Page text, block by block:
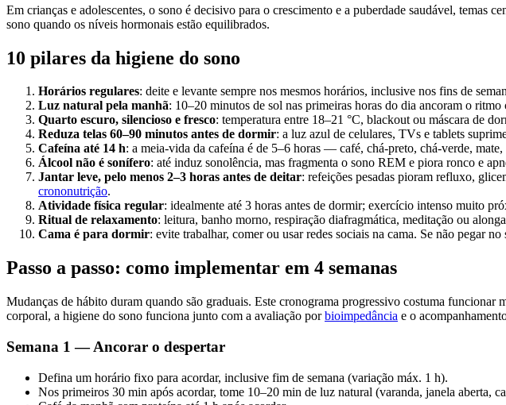
Em crianças e adolescentes, o sono é decisivo para o crescimento e a puberdade saudável, temas
sono quando os níveis hormonais estão equilibrados.
10 pilares da higiene do sono
Horários regulares: deite e levante sempre nos mesmos horários, inclusive nos fins de
Luz natural pela manhã: 10–20 minutos de sol nas primeiras horas do dia ancoram o
Quarto escuro, silencioso e fresco: temperatura entre 18–21 °C, blackout ou máscara de
Reduza telas 60–90 minutos antes de dormir: a luz azul de celulares, TVs e tablets
Cafeína até 14 h: a meia-vida da cafeína é de 5–6 horas — café, chá-preto, chá-verde,
Álcool não é sonífero: até induz sonolência, mas fragmenta o sono REM e piora ronco e
Jantar leve, pelo menos 2–3 horas antes de deitar: refeições pesadas pioram refluxo,
crononutrição.
Atividade física regular: idealmente até 3 horas antes de dormir; exercício intenso muito
Ritual de relaxamento: leitura, banho morno, respiração diafragmática, meditação ou
Cama é para dormir: evite trabalhar, comer ou usar redes sociais na cama. Se não pegar
Passo a passo: como implementar em 4 semanas
Mudanças de hábito duram quando são graduais. Este cronograma progressivo costuma
corporal, a higiene do sono funciona junto com a avaliação por bioimpedância e o
Semana 1 — Ancorar o despertar
Defina um horário fixo para acordar, inclusive fim de semana (variação máx. 1 h).
Nos primeiros 30 min após acordar, tome 10–20 min de luz natural (varanda, janela aberta,